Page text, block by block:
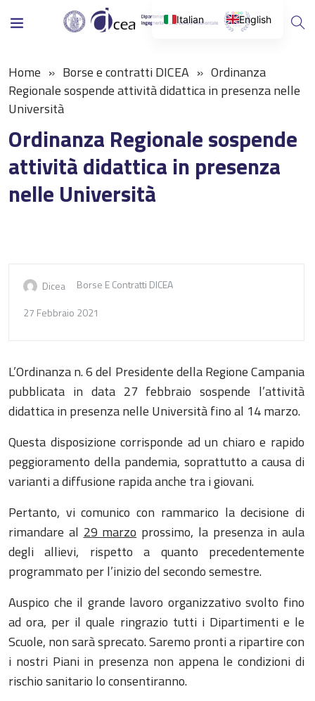
Home Borse e contratti DICEA
Ordinanza
Regionale sospende attività didattica in presenza nelle
Università
Ordinanza Regionale sospende
attività didattica in presenza
nelle Università
Dicea
Borse E Contratti DICEA
27 Febbraio 2021
L’Ordinanza n. 6 del Presidente della Regione Campania
pubblicata in data 27 febbraio sospende l’attività
didattica in presenza nelle Università fino al 14 marzo.
Questa disposizione corrisponde ad un chiaro e rapido
peggioramento della pandemia, soprattutto a causa di
varianti a diffusione rapida anche tra i giovani.
Pertanto, vi comunico con rammarico la decisione di
rimandare al 29 marzo prossimo, la presenza in aula
degli allievi, rispetto a quanto precedentemente
programmato per l’inizio del secondo semestre.
Auspico che il grande lavoro organizzativo svolto fino
ad ora, per il quale ringrazio tutti i Dipartimenti e le
Scuole, non sarà sprecato. Saremo pronti a ripartire con
i nostri Piani in presenza non appena le condizioni di
rischio sanitario lo consentiranno.
Italian English